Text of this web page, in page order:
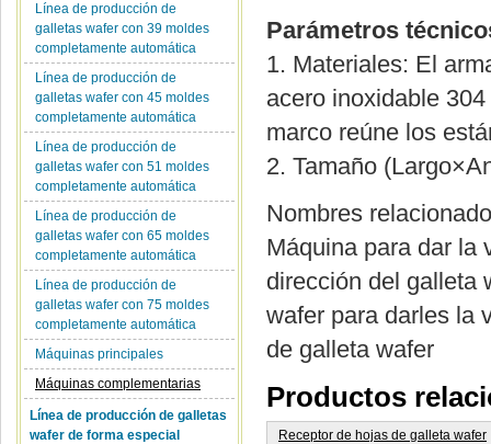
Línea de producción de
galletas wafer con 39 moldes
completamente automática
Línea de producción de
galletas wafer con 45 moldes
completamente automática
Línea de producción de
galletas wafer con 51 moldes
completamente automática
Línea de producción de
galletas wafer con 65 moldes
completamente automática
Línea de producción de
galletas wafer con 75 moldes
completamente automática
Máquinas principales
Máquinas complementarias
Línea de producción de galletas
wafer de forma especial
Parámetros
1. Materiales: El
acero inoxidable
marco reúne los
2. Tamaño
Nombres
Máquina para dar la
dirección del galleta
wafer para darles la
de galleta wafer
Productos
Receptor de hojas de galleta wafer